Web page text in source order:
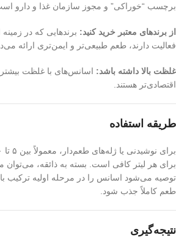
برچسب “خوراکی” و مجوز سازمان غذا و دارو
از برندهای معتبر خرید کنید: برندهایی که در
فعالیت دارند، طعم طبیعی‌تر و ایمن‌تری ارائه
غلظت بالا داشته باشد: اسانس‌های با غلظت
اقتصادی‌تر هستند.
طریقه استفاده
برای هر لیتر کافی است. بسته به ذائقه، می‌توان
توصیه می‌شود اسانس را در مرحله اولیه ترکیب با
طعم کاملاً جذب شود.
نتیجه‌گیری